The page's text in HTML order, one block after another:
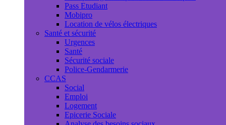
Pass Etudiant
Mobipro
Location de vélos électriques
Santé et sécurité
Urgences
Santé
Sécurité sociale
Police-Gendarmerie
CCAS
Social
Emploi
Logement
Epicerie Sociale